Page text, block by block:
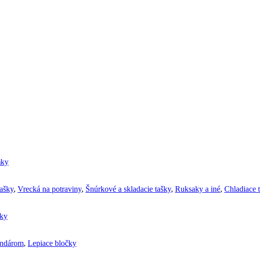
, Vrecká na potraviny, Šnúrkové a skladacie tašky, Ruksaky a iné, Chladiace
, Lepiace bločky